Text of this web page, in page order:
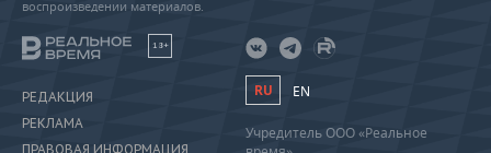
воспроизведении материалов.
18+
РЕДАКЦИЯ
РЕКЛАМА
ПРАВОВАЯ ИНФОРМАЦИЯ
RU EN
Учредитель ООО «Реальное